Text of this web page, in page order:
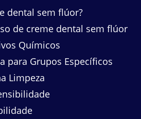
dental sem flúor?
de creme dental sem flúor
Químicos
para Grupos Específicos
Limpeza